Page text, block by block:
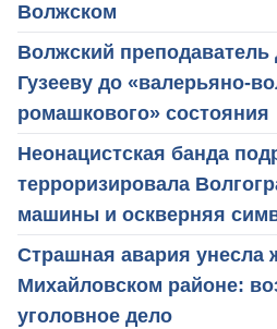
Волжском
Волжский преподаватель
Гузееву до «валерьяно-
ромашкового» состояния
Неонацистская банда
терроризировала
машины и оскверняя
Страшная авария унесла
Михайловском районе:
уголовное дело